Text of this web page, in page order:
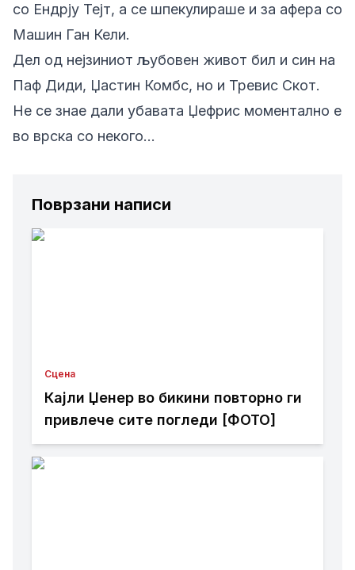
со Ендрју Тејт, а се шпекулираше и за афера со
Машин Ган Кели.
Дел од нејзиниот љубовен живот бил и син на
Паф Диди, Џастин Комбс, но и Тревис Скот.
Не се знае дали убавата Џефрис моментално е
во врска со некого…
Поврзани написи
Сцена
Кајли Џенер во бикини повторно ги
привлече сите погледи [ФОТО]